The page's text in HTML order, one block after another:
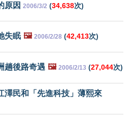
原因 2006/3/2 (34,638次)
失眠 🖼️ 2006/2/28 (42,413次)
趟後路奇遇 🖼️ 2006/2/13 (27,044次)
澤民和「先進科技」薄熙來